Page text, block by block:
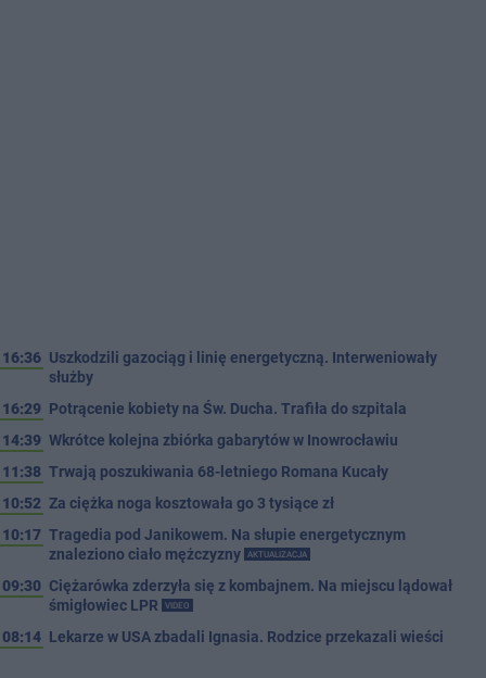
16:36 Uszkodzili gazociąg i linię energetyczną. Interweniowały
służby
16:29 Potrącenie kobiety na Św. Ducha. Trafiła do szpitala
14:39 Wkrótce kolejna zbiórka gabarytów w Inowrocławiu
11:38 Trwają poszukiwania 68-letniego Romana Kucały
10:52 Za ciężka noga kosztowała go 3 tysiące zł
10:17 Tragedia pod Janikowem. Na słupie energetycznym
znaleziono ciało mężczyzny
AKTUALIZACJA
09:30 Ciężarówka zderzyła się z kombajnem. Na miejscu lądował
śmigłowiec LPR
VIDEO
08:14 Lekarze w USA zbadali Ignasia. Rodzice przekazali wieści